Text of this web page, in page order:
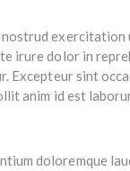
nostrud
irure dolor in
Excepteur sint
anim id est
doloremque